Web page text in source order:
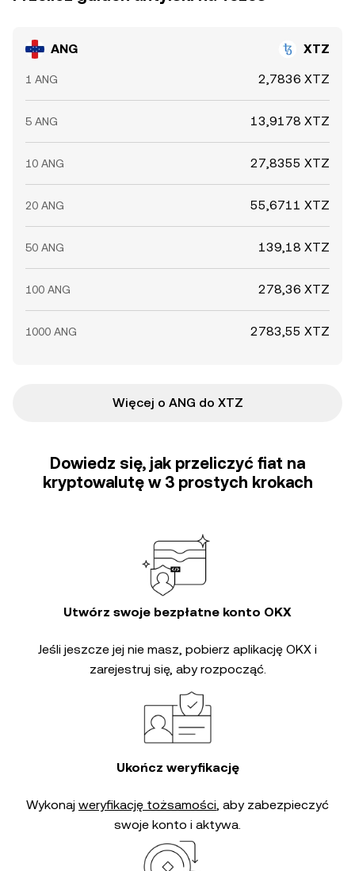
ANG XTZ
1 ANG 2,7836 XTZ
5 ANG 13,9178 XTZ
10 ANG 27,8355 XTZ
20 ANG 55,6711 XTZ
50 ANG 139,18 XTZ
100 ANG 278,36 XTZ
1000 ANG 2783,55 XTZ
Więcej o ANG do XTZ
Dowiedz się, jak przeliczyć fiat na
kryptowalutę w 3 prostych krokach
Utwórz swoje bezpłatne konto OKX
Jeśli jeszcze jej nie masz, pobierz aplikację OKX i
zarejestruj się, aby rozpocząć.
Ukończ weryfikację
Wykonaj weryfikację tożsamości, aby zabezpieczyć
swoje konto i aktywa.